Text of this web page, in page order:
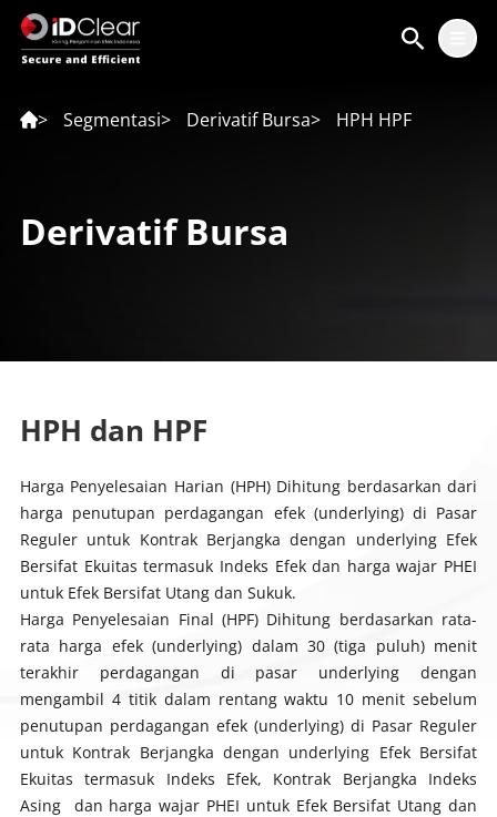
> Segmentasi> Derivatif Bursa> HPH HPF
Derivatif Bursa
HPH dan HPF
Harga Penyelesaian Harian (HPH) Dihitung berdasarkan dari
harga penutupan perdagangan efek (underlying) di Pasar
Reguler untuk Kontrak Berjangka dengan underlying Efek
Bersifat Ekuitas termasuk Indeks Efek dan harga wajar PHEI
untuk Efek Bersifat Utang dan Sukuk.
Harga Penyelesaian Final (HPF) Dihitung berdasarkan rata-
rata harga efek (underlying) dalam 30 (tiga puluh) menit
terakhir perdagangan di pasar underlyingdengan
mengambil 4 titik dalam rentang waktu 10 menit sebelum
penutupan perdagangan efek (underlying) di Pasar Reguler
untuk Kontrak Berjangka dengan underlying Efek Bersifat
Ekuitas termasuk Indeks Efek, Kontrak Berjangka Indeks
Asing dan harga wajar PHEI untuk Efek Bersifat Utang dan